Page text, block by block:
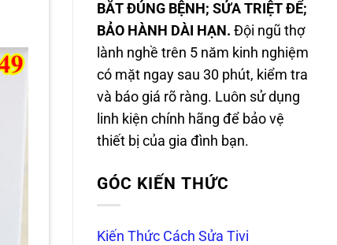
BẮT ĐÚNG BỆNH; SỬA TRIỆT ĐỂ;
BẢO HÀNH DÀI HẠN. Đội ngũ thợ
lành nghề trên 5 năm kinh nghiệm
có mặt ngay sau 30 phút, kiểm tra
và báo giá rõ ràng. Luôn sử dụng
linh kiện chính hãng để bảo vệ
thiết bị của gia đình bạn.
GÓC KIẾN THỨC
Kiến Thức Cách Sửa Tivi